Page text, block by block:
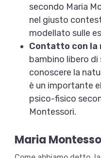
secondo Maria
nel giusto
modellato sulle
Contatto con la
bambino libero di
conoscere la
è un importante
psico-fisico
Montessori.
Maria